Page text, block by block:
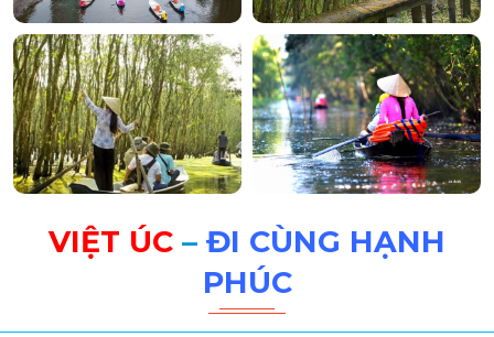
VIỆT ÚC – ĐI CÙNG HẠNH
PHÚC